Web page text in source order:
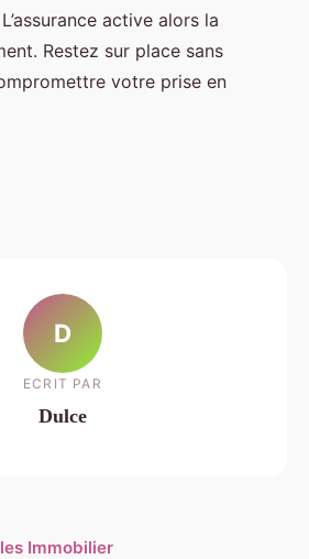
active alors la
Restez sur place sans
votre prise en
D
ECRIT PAR
Dulce
Immobilier